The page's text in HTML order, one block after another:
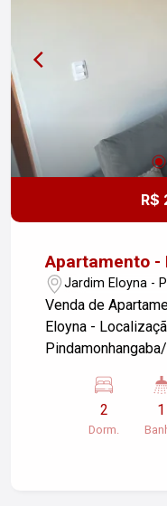
R$
Apartamento -
Jardim Eloyna -
Venda de
Eloyna - Localização: Jardim Eloyna,
Este apartamento
quem busca
localização
2
Dorm.
1